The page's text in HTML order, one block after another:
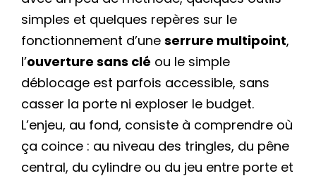
simples et quelques repères sur le
fonctionnement d’une serrure multipoint,
l’ouverture sans clé ou le simple
déblocage est parfois accessible, sans
casser la porte ni exploser le budget.
L’enjeu, au fond, consiste à comprendre où
ça coince : au niveau des tringles, du pêne
central, du cylindre ou du jeu entre porte et